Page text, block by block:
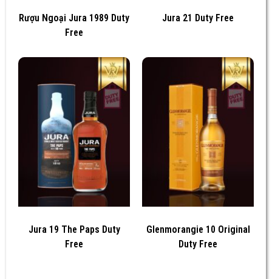
Rượu Ngoại Jura 1989 Duty
Free
Jura 21 Duty Free
Jura 19 The Paps Duty
Free
Glenmorangie 10 Original
Duty Free